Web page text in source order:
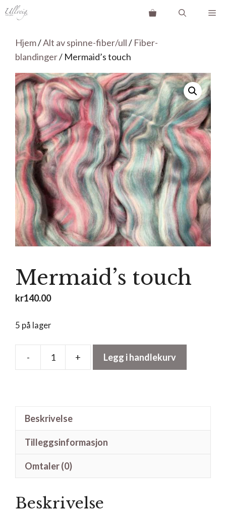
Hopp
Hjem/Alt av spinne-fiber/ull/ Fiber-
blandinger/ Mermaid’s touch
Mermaid’s touch
kr140.00
5 på lager
-
Mermaid’s
+ Legg i handlekurv
Beskrivelse
Tilleggsinformasjon
Omtaler (0)
Beskrivelse